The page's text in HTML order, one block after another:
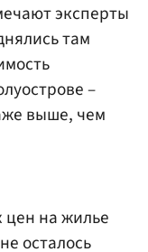
эксперты
там
–
выше, чем
цен на жилье
осталось